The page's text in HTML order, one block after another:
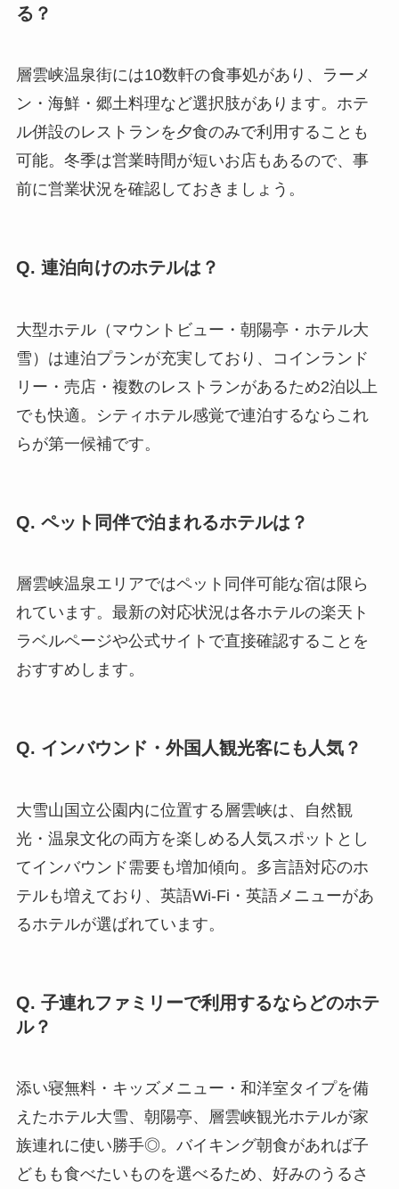
る？
層雲峡温泉街には10数軒の食事処があり、ラーメ
ン・海鮮・郷土料理など選択肢があります。ホテ
ル併設のレストランを夕食のみで利用することも
可能。冬季は営業時間が短いお店もあるので、事
前に営業状況を確認しておきましょう。
Q. 連泊向けのホテルは？
大型ホテル（マウントビュー・朝陽亭・ホテル大
雪）は連泊プランが充実しており、コインランド
リー・売店・複数のレストランがあるため2泊以上
でも快適。シティホテル感覚で連泊するならこれ
らが第一候補です。
Q. ペット同伴で泊まれるホテルは？
層雲峡温泉エリアではペット同伴可能な宿は限ら
れています。最新の対応状況は各ホテルの楽天ト
ラベルページや公式サイトで直接確認することを
おすすめします。
Q. インバウンド・外国人観光客にも人気？
大雪山国立公園内に位置する層雲峡は、自然観
光・温泉文化の両方を楽しめる人気スポットとし
てインバウンド需要も増加傾向。多言語対応のホ
テルも増えており、英語Wi-Fi・英語メニューがあ
るホテルが選ばれています。
Q. 子連れファミリーで利用するならどのホテ
ル？
添い寝無料・キッズメニュー・和洋室タイプを備
えたホテル大雪、朝陽亭、層雲峡観光ホテルが家
族連れに使い勝手◎。バイキング朝食があれば子
どもも食べたいものを選べるため、好みのうるさ